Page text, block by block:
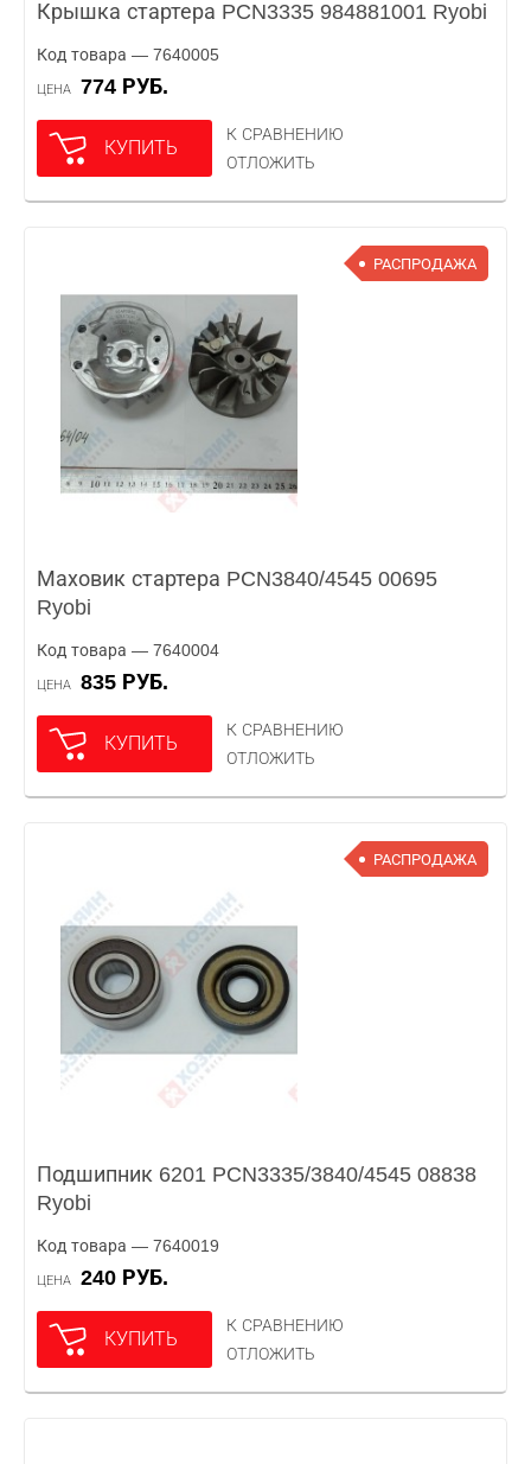
Крышка стартера PCN3335 984881001 Ryobi
Код товара — 7640005
ЦЕНА 774 РУБ.
КУПИТЬ
К СРАВНЕНИЮ
ОТЛОЖИТЬ
РАСПРОДАЖА
Маховик стартера PCN3840/4545 00695
Ryobi
Код товара — 7640004
ЦЕНА 835 РУБ.
КУПИТЬ
К СРАВНЕНИЮ
ОТЛОЖИТЬ
РАСПРОДАЖА
Подшипник 6201 PCN3335/3840/4545 08838
Ryobi
Код товара — 7640019
ЦЕНА 240 РУБ.
КУПИТЬ
К СРАВНЕНИЮ
ОТЛОЖИТЬ